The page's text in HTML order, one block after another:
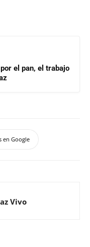
el pan, el trabajo
en Google
Vivo